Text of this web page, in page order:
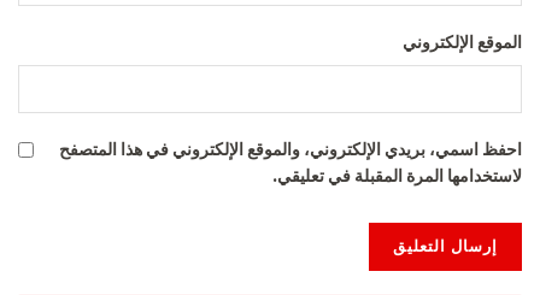
الموقع الإلكتروني
احفظ اسمي، بريدي الإلكتروني، والموقع الإلكتروني في هذا المتصفح
لاستخدامها المرة المقبلة في تعليقي.